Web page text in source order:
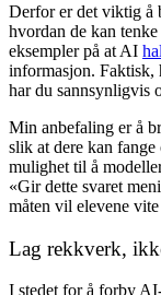
Derfor er det viktig å
hvordan de kan
eksempler på at AI
informasjon. Faktisk,
har du sannsynligvis
Min anbefaling er å
slik at dere kan
mulighet til å
«Gir dette svaret
måten vil elevene
Lag rekkverk,
I stedet for å forby